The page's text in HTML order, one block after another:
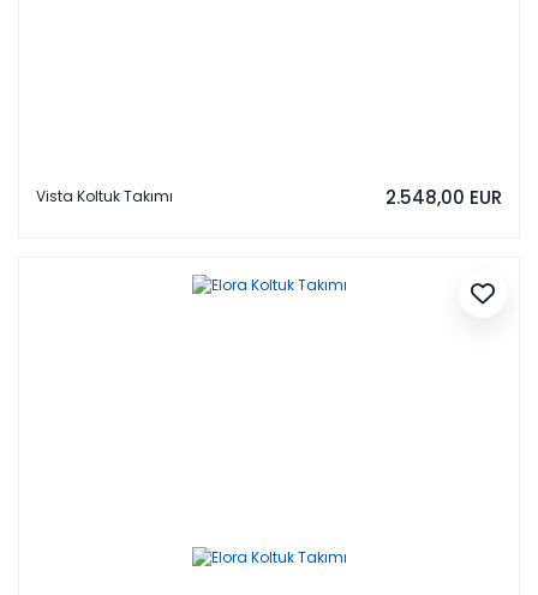
Vista Koltuk Takımı 2.548,00 EUR